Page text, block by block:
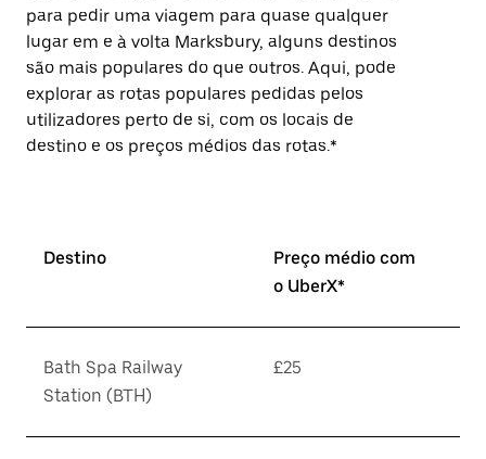
para pedir uma viagem para quase qualquer
lugar em e à volta Marksbury, alguns destinos
são mais populares do que outros. Aqui, pode
explorar as rotas populares pedidas pelos
utilizadores perto de si, com os locais de
destino e os preços médios das rotas.*
Destino
Preço médio com
o UberX*
Bath Spa Railway
Station (BTH)
£25